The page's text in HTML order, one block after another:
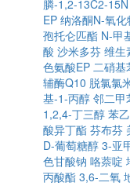
膦-1,2-13C2-15N
EP 纳洛酮N-氧化
孢托仑匹酯 N-甲
酸 沙米多芬 维生
色氨酸EP 二硝基
辅酶Q10 脱氯氯
基-1-丙醇 邻二甲
1,2,4-丁三醇 苯
酸异丁酯 芬布芬
D-葡萄糖醇 3-亚
色甘酸钠 咯萘啶
丙酸酯 3,6-二氧